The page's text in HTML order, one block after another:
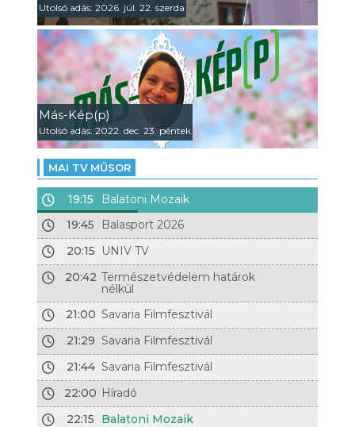
Utolsó adás: 2026. júl. 22. szerda
Más-Kép(p)
Utolsó adás: 2022. dec. 23. péntek
MAI TV MŰSOR
19:15
Balatoni Mozaik
19:45
Balasport 2026
20:15
UNIV TV
20:42 Természetvédelem határok
nélkül
21:00 Savaria Filmfesztivál
21:29 Savaria Filmfesztivál
21:44 Savaria Filmfesztivál
22:00 Híradó
22:15
Balatoni Mozaik